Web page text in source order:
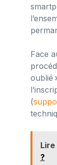
Face
oublié
(
Lire
?